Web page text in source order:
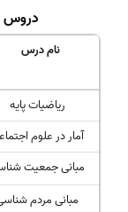
دروس
نام درس
ریاضیات پایه
آمار در علوم
مبانی جمعیت
مبانی مردم